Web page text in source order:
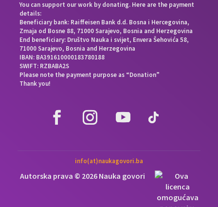
You can support our work by donating. Here are the payment
details:
Beneficiary bank: Raiffeisen Bank d.d. Bosna i Hercegovina,
Zmaja od Bosne 88, 71000 Sarajevo, Bosnia and Herzegovina
End beneficiary: Društvo Nauka i svijet, Envera Šehovića 58,
71000 Sarajevo, Bosnia and Herzegovina
IBAN: BA391610000183780188
SWIFT: RZBABA2S
Please note the payment purpose as “Donation”
Thank you!
info(at)naukagovori.ba
Autorska prava © 2026 Nauka govori